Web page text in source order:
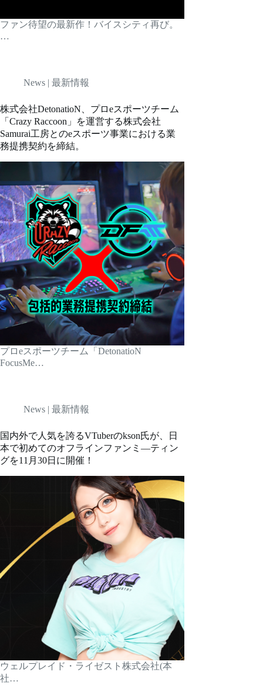
ファン待望の最新作！バイスシティ再び。
…
News | 最新情報
株式会社DetonatioN、プロeスポーツチーム
「Crazy Raccoon」を運営する株式会社
Samurai工房とのeスポーツ事業における業
務提携契約を締結。
プロeスポーツチーム「DetonatioN
FocusMe…
News | 最新情報
国内外で人気を誇るVTuberのkson氏が、日
本で初めてのオフラインファンミ―ティン
グを11月30日に開催！
ウェルプレイド・ライゼスト株式会社(本
社…